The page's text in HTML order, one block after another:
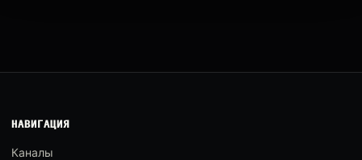
НАВИГАЦИЯ
Каналы